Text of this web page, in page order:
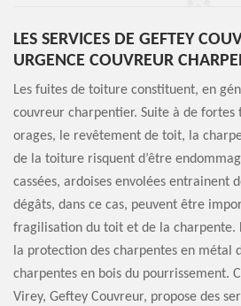
LES SERVICES DE GEFTEY
URGENCE COUVREUR
Les fuites de toiture constituent, en
couvreur charpentier. Suite à de fortes
orages, le revêtement de toit, la
de la toiture risquent d’être
cassées, ardoises envolées entrainent
dégâts, dans ce cas, peuvent être
fragilisation du toit et de la charpente.
la protection des charpentes en métal
charpentes en bois du pourrissement.
Virey, Geftey Couvreur, propose des